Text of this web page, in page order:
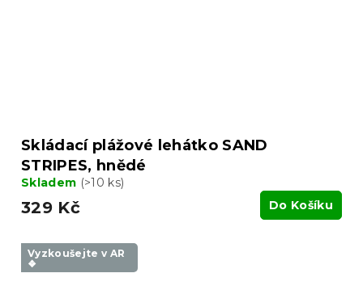
Skládací plážové lehátko SAND
STRIPES, hnědé
Skladem (>10 ks)
329 Kč Do Košíku
Vyzkoušejte v AR
❖